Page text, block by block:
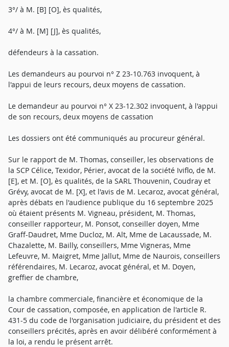
3°/ à M. [B] [O], ès qualités,
4°/ à M. [M] [J], ès qualités,
défendeurs à la cassation.
Les demandeurs au pourvoi n° Z 23-10.763 invoquent, à
l'appui de leurs recours, deux moyens de cassation.
Le demandeur au pourvoi n° X 23-12.302 invoquent, à l'appui
de son recours, deux moyens de cassation
Les dossiers ont été communiqués au procureur général.
Sur le rapport de M. Thomas, conseiller, les observations de
la SCP Célice, Texidor, Périer, avocat de la société Iviflo, de M.
[E], et M. [O], ès qualités, de la SARL Thouvenin, Coudray et
Grévy, avocat de M. [X], et l'avis de M. Lecaroz, avocat général,
après débats en l'audience publique du 16 septembre 2025
où étaient présents M. Vigneau, président, M. Thomas,
conseiller rapporteur, M. Ponsot, conseiller doyen, Mme
Graff-Daudret, Mme Ducloz, M. Alt, Mme de Lacaussade, M.
Chazalette, M. Bailly, conseillers, Mme Vigneras, Mme
Lefeuvre, M. Maigret, Mme Jallut, Mme de Naurois, conseillers
référendaires, M. Lecaroz, avocat général, et M. Doyen,
greffier de chambre,
la chambre commerciale, financière et économique de la
Cour de cassation, composée, en application de l'article R.
431-5 du code de l'organisation judiciaire, du président et des
conseillers précités, après en avoir délibéré conformément à
la loi, a rendu le présent arrêt.